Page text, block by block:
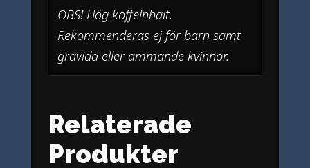
OBS! Hög koffeinhalt.
Rekommenderas ej för barn samt
gravida eller ammande kvinnor.
Relaterade
Produkter